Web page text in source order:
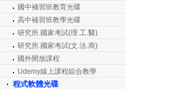
國中補習班教育光碟
高中補習班教學光碟
研究所.國家考試(理.工.醫)
研究所.國家考試(文.法.商)
國外開放課程
Udemy線上課程綜合教學
程式軟體光碟